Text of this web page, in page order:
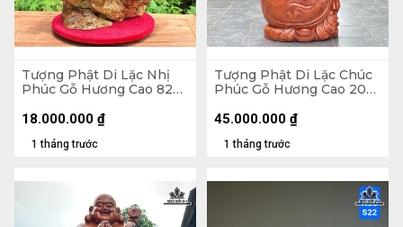
Tượng Phật Di Lặc Nhị
Phúc Gỗ Hương Cao 82
1 tháng trước
18.000.000 ₫
Tượng Phật Di Lặc Chúc
Phúc Gỗ Hương Cao 200
1 tháng trước
45.000.000 ₫